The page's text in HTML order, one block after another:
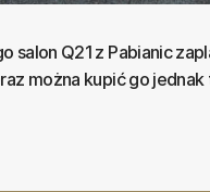
salon Q21 z Pabianic
można kupić go